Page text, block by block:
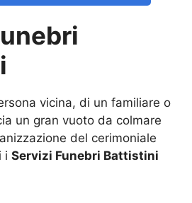
vicina, di un familiare o
un gran vuoto da colmare
del cerimoniale
i Servizi Funebri Battistini